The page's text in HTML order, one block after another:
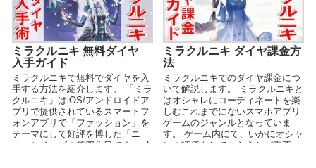
ミラクルニキ 無料ダイヤ
入手ガイド
ミラクルニキで無料でダイヤを入
手する方法を紹介します。 「ミラ
クルニキ」はiOS/アンドロイドア
プリで提供されているスマートフ
ォンアプリで「ファッション」を
テーマにして好評を博した「ニ
キ」シリーズの第四作目です。 今
ミラクルニキ ダイヤ課金方
法
ミラクルニキでのダイヤ課金につ
いて解説します。 ミラクルニキと
はオシャレにコーディネートを楽
しむこれまでにないスマホアプリ
ゲームのジャンルとなっていま
す。 ゲーム内にて、いかにオシャ
レの評価をしてもらうかが重要に